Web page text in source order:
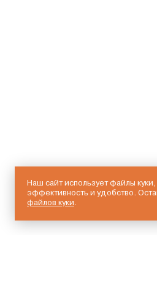
Наш сайт использует файлы
эффективность и удобство.
файлов куки .